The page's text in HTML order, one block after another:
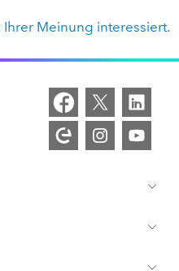
Ihrer Meinung interessiert.